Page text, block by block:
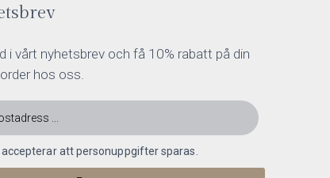
i vårt nyhetsbrev och få 10% rabatt på din
hos oss.
att personuppgifter sparas.